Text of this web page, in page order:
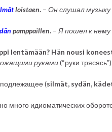
loistaen. – Он слушал
pamppaillen. – Я пошел к нему
lentämään? Hän nousi
руками(“руки
подлежащее (silmät, sydän,
много идиоматических